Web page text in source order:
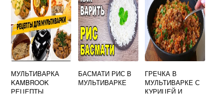
МУЛЬТИВАРКА
KAMBROOK
РЕЦЕПТЫ
БАСМАТИ РИС В
МУЛЬТИВАРКЕ
ГРЕЧКА В
МУЛЬТИВАРКЕ С
КУРИЦЕЙ И